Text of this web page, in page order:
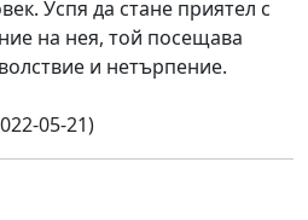
Успя да стане приятел с
на нея, той посещава
и нетърпение.
05-21)